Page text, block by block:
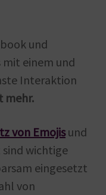
und
mit einem und
Interaktion
mehr.
von Emojisund
sind wichtige
eingesetzt
von